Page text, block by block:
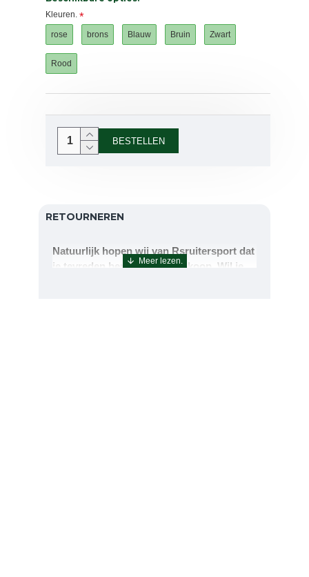
Kleuren.
rose brons Blauw Bruin Zwart
Rood
BESTELLEN
RETOURNEREN
Natuurlijk hopen wij van Rsruitersport dat
je tevreden bent met uw aankoop. Wil je